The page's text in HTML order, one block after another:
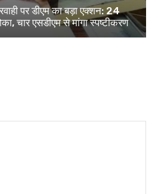
पर डीएम का बड़ा एक्शन: 24
चार एसडीएम से मांगा स्पष्टीकरण